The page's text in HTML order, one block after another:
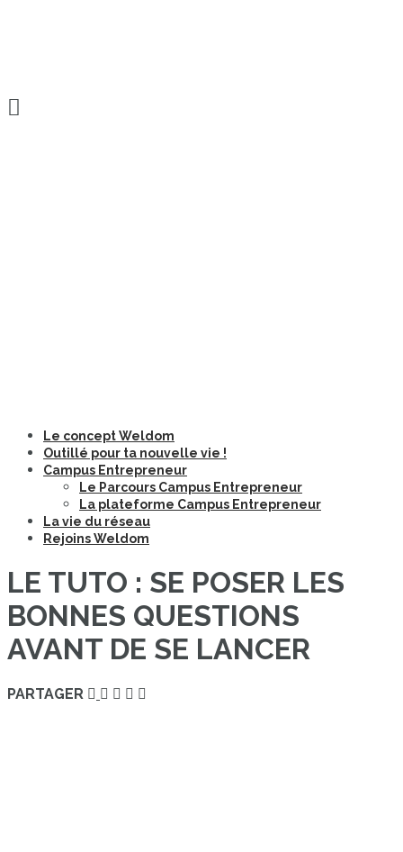
Le concept Weldom
Outillé pour ta nouvelle vie !
Campus Entrepreneur
Le Parcours Campus Entrepreneur
La plateforme Campus Entrepreneur
La vie du réseau
Rejoins Weldom
LE TUTO : SE POSER LES
BONNES QUESTIONS
AVANT DE SE LANCER
PARTAGER